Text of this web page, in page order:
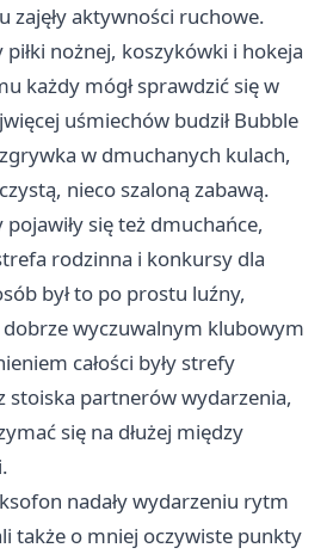
zajęły aktywności ruchowe.
nożnej, koszykówki i hokeja
każdy mógł sprawdzić się w
uśmiechów budził Bubble
w dmuchanych kulach,
nieco szaloną zabawą.
pojawiły się też dmuchańce,
rodzinna i konkursy dla
był to po prostu luźny,
dobrze wyczuwalnym klubowym
całości były strefy
stoiska partnerów wydarzenia,
się na dłużej między
nadały wydarzeniu rytm
także o mniej oczywiste punkty